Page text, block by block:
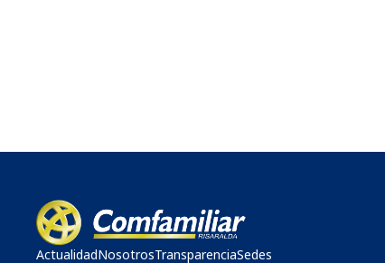
ActualidadNosotrosTransparenciaSedes